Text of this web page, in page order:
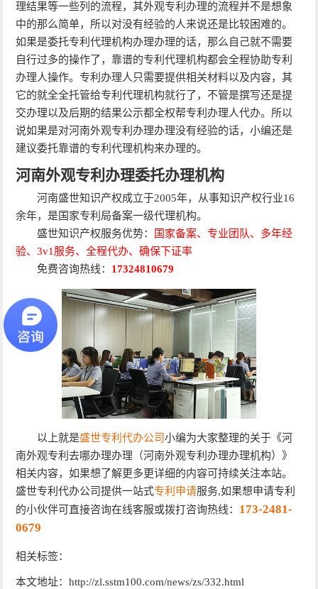
理结果等一些列的流程，其外观专利办理的流程并不是想象
中的那么简单，所以对没有经验的人来说还是比较困难的。
如果是委托专利代理机构办理办理的话，那么自己就不需要
自行过多的操作了，靠谱的专利代理机构都会全程协助专利
办理人操作。专利办理人只需要提供相关材料以及内容，其
它的就全全托管给专利代理机构就行了，不管是撰写还是提
交办理以及后期的结果公示都全权帮专利办理人代办。所以
说如果是对河南外观专利办理办理没有经验的话，小编还是
建议委托靠谱的专利代理机构来办理的。
河南外观专利办理委托办理机构
河南盛世知识产权成立于2005年，从事知识产权行业16
余年，是国家专利局备案一级代理机构。
盛世知识产权服务优势：
国家备案、专业团队、多年经
验、3v1服务、全程代办、确保下证率
免费咨询热线： 17324810679
以上就是盛世专利代办公司小编为大家整理的关于《河
南外观专利去哪办理办理（河南外观专利办理办理机构）》
相关内容，如果想了解更多更详细的内容可持续关注本站。
盛世专利代办公司提供一站式专利申请服务,如果想申请专利
的小伙伴可直接咨询在线客服或拨打咨询热线： 173-2481-
0679
相关标签：
本文地址：http://zl.sstm100.com/news/zs/332.html